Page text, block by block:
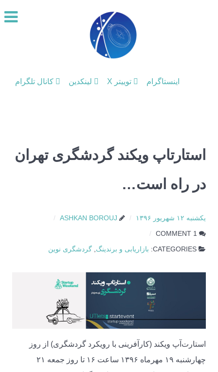
اینستاگرام توییتر X لینکدین کانال تلگرام
استارتاپ ویکند گردشگری تهران
در راه است…
یکشنبه ۱۲ شهریور ۱۳۹۶ ASHKAN BOROUJ
1 COMMENT
CATEGORIES: بازاریابی و برندینگ گردشگری نوین
استارت‌آپ ویکند (کارآفرینی با رویکرد گردشگری) از روز
چهارشنبه ۱۹ مهر‌ماه ۱۳۹۶ ساعت ۱۶ تا روز جمعه ۲۱